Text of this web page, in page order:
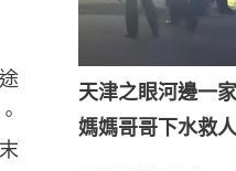
天津之眼河邊一
媽媽哥哥下水救